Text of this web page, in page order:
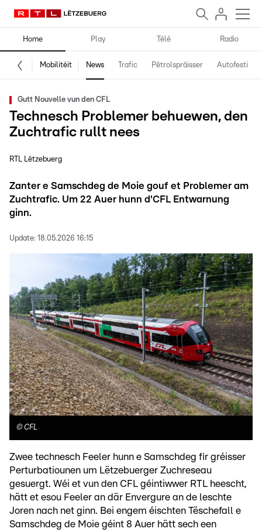
Home Play Télé Radio
Mobilitéit News Trafic Pëtrolspräisser Autofestival
Gutt Nouvelle vun den CFL
Technesch Problemer behuewen, den
Zuchtrafic rullt nees
RTL Lëtzebuerg
Zanter e Samschdeg de Moie gouf et Problemer am
Zuchtrafic. Um 22 Auer hunn d'CFL Entwarnung
ginn.
Update: 18.05.2026 16:15
© CFL
Zwee technesch Feeler hunn e Samschdeg fir gréisser
Perturbatiounen um Lëtzebuerger Zuchreseau
gesuergt. Wéi et vun den CFL géintiwwer RTL heescht,
hätt et esou Feeler an där Envergure an de leschte
Joren nach net ginn. Bei engem éischten Tëschefall e
Samschdeg de Moie géint 8 Auer hätt sech een